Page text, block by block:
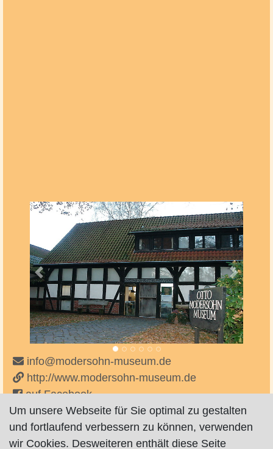
Vorheriges
info@modersohn-museum.de
http://www.modersohn-museum.de
auf Facebook
auf Instagram
Um unsere Webseite für Sie optimal zu gestalten
und fortlaufend verbessern zu können, verwenden
wir Cookies. Desweiteren enthält diese Seite